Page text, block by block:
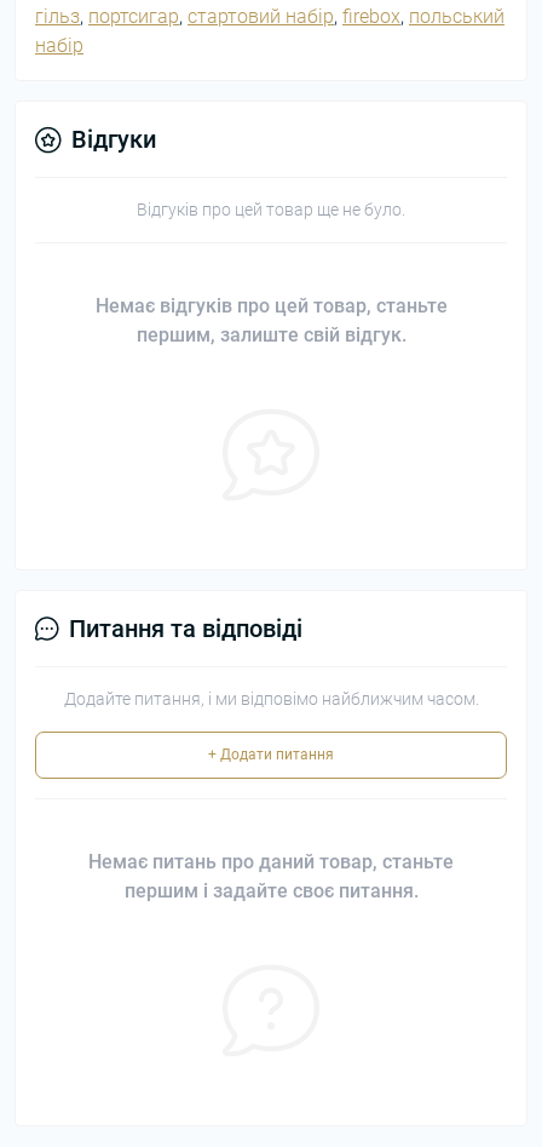
гільз, портсигар, стартовий набір, firebox, польський
набір
Відгуки
Відгуків про цей товар ще не було.
Немає відгуків про цей товар, станьте
першим, залиште свій відгук.
Питання та відповіді
Додайте питання, і ми відповімо найближчим часом.
+ Додати питання
Немає питань про даний товар, станьте
першим і задайте своє питання.